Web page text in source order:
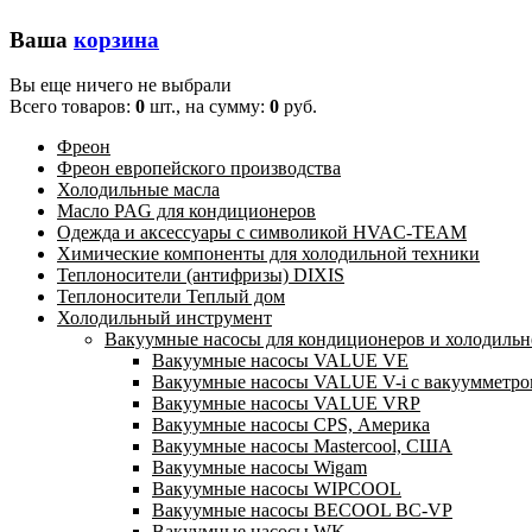
Ваша корзина
Вы еще ничего не выбрали
Всего товаров: 0 шт., на сумму: 0 руб.
Фреон
Фреон европейского производства
Холодильные масла
Масло PAG для кондиционеров
Одежда и аксессуары с символикой HVAC-TEAM
Химические компоненты для холодильной техники
Теплоносители (антифризы) DIXIS
Теплоносители Теплый дом
Холодильный инструмент
Вакуумные насосы для кондиционеров и
Вакуумные насосы VALUE VE
Вакуумные насосы VALUE V-i с
Вакуумные насосы VALUE VRP
Вакуумные насосы CPS, Америка
Вакуумные насосы Mastercool, США
Вакуумные насосы Wigam
Вакуумные насосы WIPCOOL
Вакуумные насосы BECOOL BC-VP